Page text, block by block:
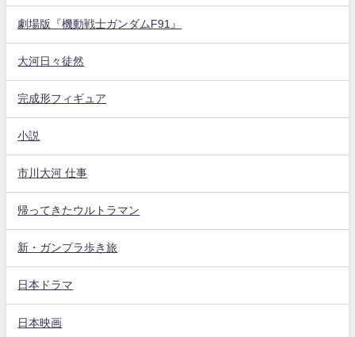
劇場版『機動戦士ガンダムF91』
大河日々徒然
完成形フィギュア
小説
市川大河 仕事
帰ってきたウルトラマン
新・ガンプラ歩き旅
日本ドラマ
日本映画